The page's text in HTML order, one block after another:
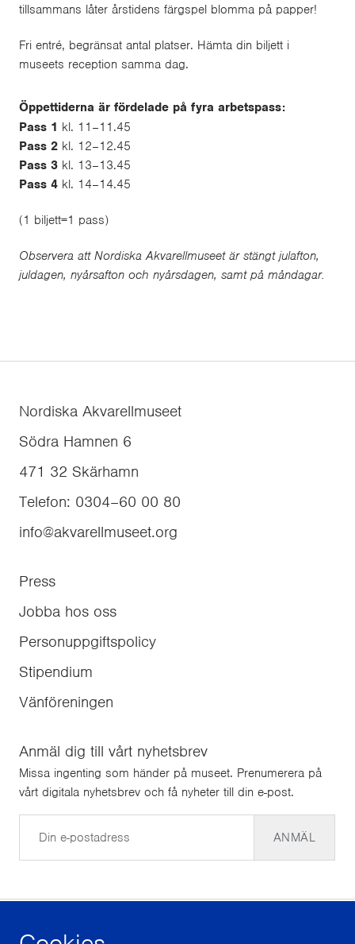
tillsammans låter årstidens färgspel blomma på papper!
Fri entré, begränsat antal platser. Hämta din biljett i
museets reception samma dag.
Öppettiderna är fördelade på fyra arbetspass:
Pass 1 kl. 11–11.45
Pass 2 kl. 12–12.45
Pass 3 kl. 13–13.45
Pass 4 kl. 14–14.45
(1 biljett=1 pass)
Observera att Nordiska Akvarellmuseet är stängt julafton,
juldagen, nyårsafton och nyårsdagen, samt på måndagar.
Nordiska Akvarellmuseet
Södra Hamnen 6
471 32 Skärhamn
Telefon: 0304–60 00 80
info@akvarellmuseet.org
Press
Jobba hos oss
Personuppgiftspolicy
Stipendium
Vänföreningen
Anmäl dig till vårt nyhetsbrev
Missa ingenting som händer på museet. Prenumerera på
vårt digitala nyhetsbrev och få nyheter till din e-post.
ANMÄL